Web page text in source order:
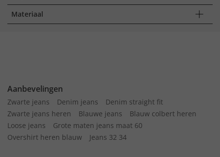
Materiaal
Aanbevelingen
Zwarte jeans Denim jeans
Denim straight fit
Zwarte jeans heren
Blauwe jeans
Blauw colbert heren
Loose jeans
Grote maten jeans maat 60
Overshirt heren blauw
Jeans 32 34